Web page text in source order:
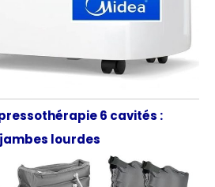
6 cavités :
lourdes